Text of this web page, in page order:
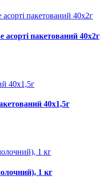
пакетований 40х2г
40х1,5г
1 кг